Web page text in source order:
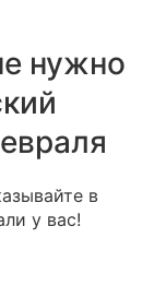
нужно
в
у вас!